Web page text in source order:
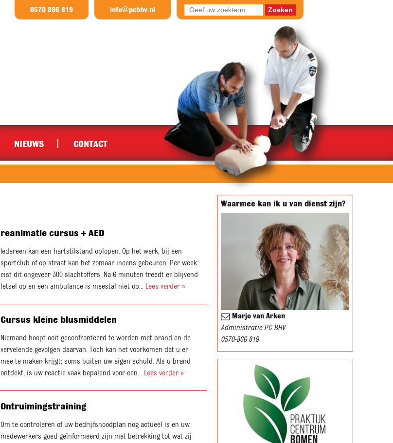
0570 866 819 info@pcbhv.nl
NIEUWS CONTACT
reanimatie cursus + AED
Iedereen kan een hartstilstand oplopen. Op het werk, bij een
sportclub of op straat kan het zomaar ineens gebeuren. Per week
eist dit ongeveer 300 slachtoffers. Na 6 minuten treedt er blijvend
letsel op en een ambulance is meestal niet op...
Lees verder »
Cursus kleine blusmiddelen
Niemand hoopt ooit geconfronteerd te worden met brand en de
vervelende gevolgen daarvan. Toch kan het voorkomen dat u er
mee te maken krijgt; soms buiten uw eigen schuld. Als u brand
ontdekt, is uw reactie vaak bepalend voor een...
Lees verder »
Ontruimingstraining
Om te controleren of uw bedrijfsnoodplan nog actueel is en uw
medewerkers goed geïnformeerd zijn met betrekking tot wat zij
Waarmee kan ik u van dienst zijn?
Marjo van Arken
Administratie PC BHV
0570-866 819